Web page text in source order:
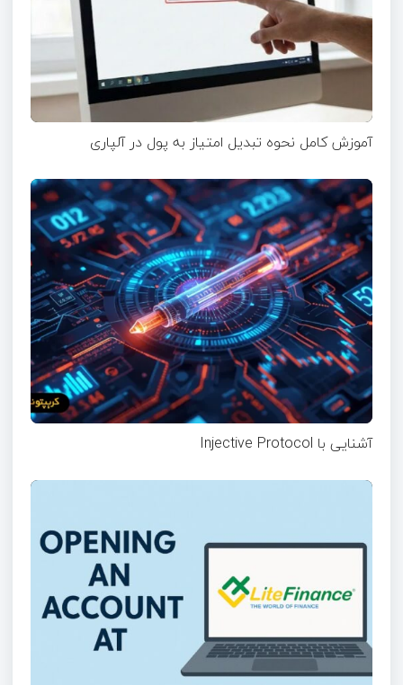
آموزش کامل نحوه تبدیل امتیاز به پول در آلپاری
آشنایی با Injective Protocol